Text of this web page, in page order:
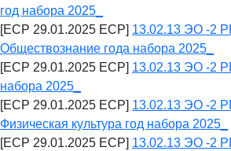
год набора 2025_
[ECP 29.01.2025 ECP] 13.02.13 ЭО -2
Обществознание года набора 2025_
[ECP 29.01.2025 ECP] 13.02.13 ЭО -2
набора 2025_
[ECP 29.01.2025 ECP] 13.02.13 ЭО -2
Физическая культура год набора 2025_
[ECP 29.01.2025 ECP] 13.02.13 ЭО -2